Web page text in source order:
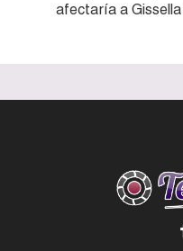
afectaría a